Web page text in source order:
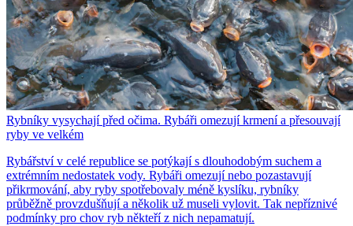
Rybníky vysychají před očima. Rybáři omezují krmení a přesouvají
ryby ve velkém
Rybářství v celé republice se potýkají s dlouhodobým suchem a
extrémním nedostatek vody. Rybáři omezují nebo pozastavují
přikrmování, aby ryby spotřebovaly méně kyslíku, rybníky
průběžně provzdušňují a několik už museli vylovit. Tak nepříznivé
podmínky pro chov ryb někteří z nich nepamatují.